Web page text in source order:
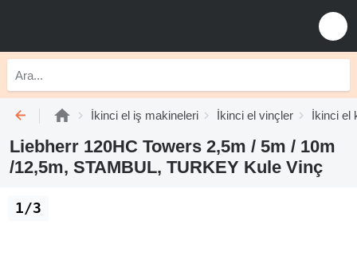
İkinci el iş makineleri İkinci el vinçler İkinci el
Liebherr 120HC Towers 2,5m / 5m / 10m
/12,5m, STAMBUL, TURKEY Kule Vinç
1/3